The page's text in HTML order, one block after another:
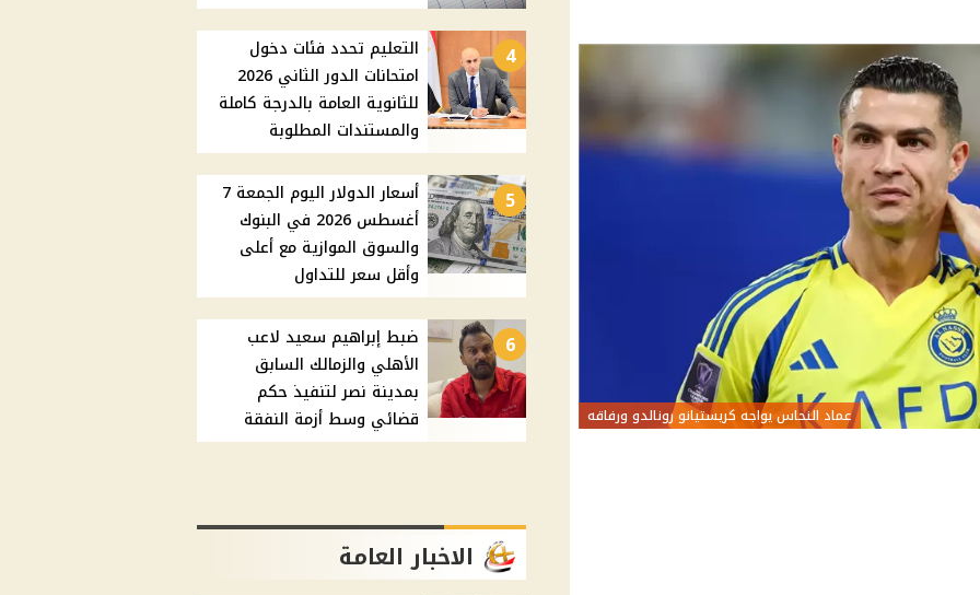
عماد النحاس يواجه كريستيانو رونالدو ورفاقه
4
التعليم تحدد فئات دخول
امتحانات الدور الثاني 2026
للثانوية العامة بالدرجة كاملة
والمستندات المطلوبة
5
أسعار الدولار اليوم الجمعة 7
أغسطس 2026 في البنوك
والسوق الموازية مع أعلى
وأقل سعر للتداول
6
ضبط إبراهيم سعيد لاعب
الأهلي والزمالك السابق
بمدينة نصر لتنفيذ حكم
قضائي وسط أزمة النفقة
الاخبار العامة